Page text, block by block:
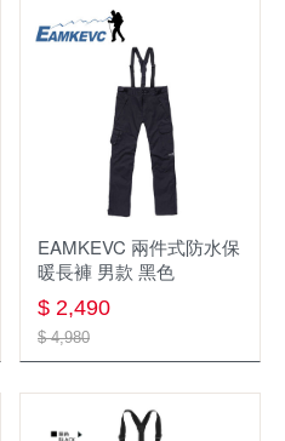
EAMKEVC 兩件式防水保
暖長褲 男款 黑色
$ 2,490
$ 4,980